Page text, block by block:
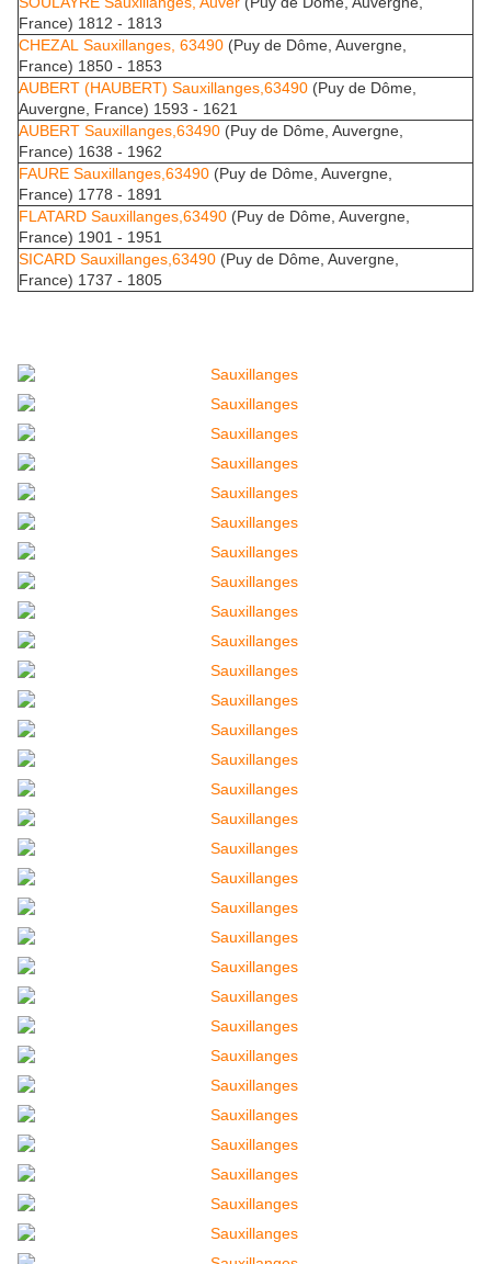
France) 1812 - 1813
CHEZAL Sauxillanges, 63490 (Puy de Dôme, Auvergne,
France) 1850 - 1853
AUBERT (HAUBERT) Sauxillanges,63490 (Puy de Dôme,
Auvergne, France) 1593 - 1621
AUBERT Sauxillanges,63490 (Puy de Dôme, Auvergne,
France) 1638 - 1962
FAURE Sauxillanges,63490 (Puy de Dôme, Auvergne,
France) 1778 - 1891
FLATARD Sauxillanges,63490 (Puy de Dôme, Auvergne,
France) 1901 - 1951
SICARD Sauxillanges,63490 (Puy de Dôme, Auvergne,
France) 1737 - 1805